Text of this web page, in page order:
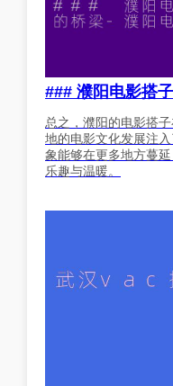
### 濮阳电影搭
总之，濮阳的电影搭
地的电影文化发展注
象能够在更多地方蔓
乐趣与温暖。